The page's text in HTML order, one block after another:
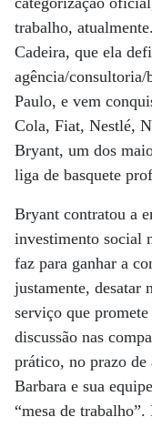
trabalho,
Cadeira, que ela
agência/consultoria/
Paulo, e vem
Cola, Fiat, Nestlé,
Bryant, um dos
liga de basquete
Bryant contratou a
investimento social
faz para ganhar a
justamente, desatar
serviço que
discussão nas
prático, no prazo de
Barbara e sua
“mesa de